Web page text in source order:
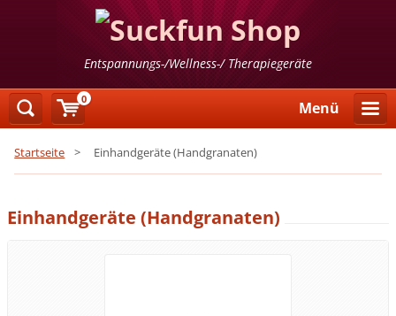
Entspannungs-/Wellness-/ Therapiegeräte
Menü
Startseite > Einhandgeräte (Handgranaten)
Einhandgeräte (Handgranaten)
0